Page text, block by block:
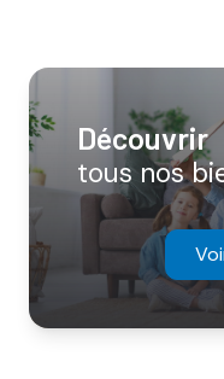
découvrir
tous nos